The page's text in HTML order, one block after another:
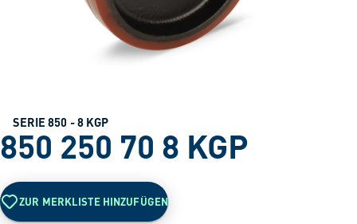
SERIE 850 - 8 KGP
850 250 70 8 KGP
ZUR MERKLISTE HINZUFÜGEN